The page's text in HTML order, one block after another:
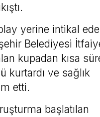
yerine intikal
Belediyesi
kupadan kısa
kurtardı ve sağlık
etti.
başlatılan